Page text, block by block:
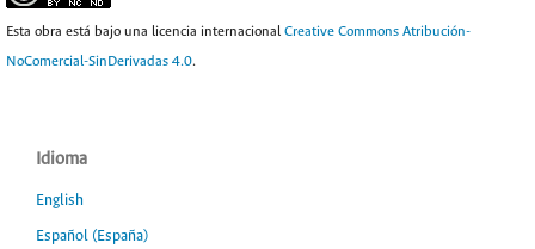
Esta obra está bajo una licencia internacional Creative Commons Atribución-
NoComercial-SinDerivadas 4.0.
Idioma
English
Español (España)